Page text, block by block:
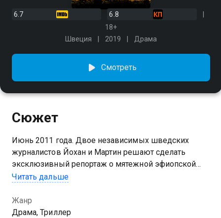
6.7
6.8
18+
Швеция
2019 Драма
Смотреть
Сюжет
Июнь 2011 года. Двое независимых шведских
журналистов Йохан и Мартин решают сделать
эксклюзивный репортаж о мятежной эфиопской
провинции Огаден, где правительственные войска
освобождения Огадена. Чтобы накопать компромат
на известного шведского политика Карла Бильдта,
Читать дальше
Жанр
Драма, Триллер